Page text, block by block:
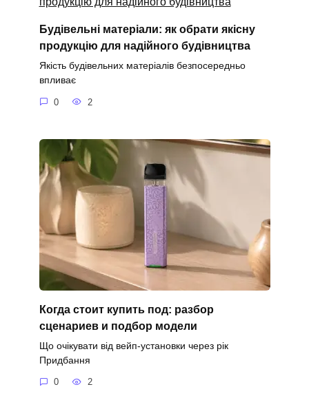
Будівельні матеріали: як обрати якісну
продукцію для надійного будівництва
Якість будівельних матеріалів безпосередньо
впливає
0 2
Когда стоит купить под: разбор
сценариев и подбор модели
Що очікувати від вейп-установки через рік
Придбання
0 2